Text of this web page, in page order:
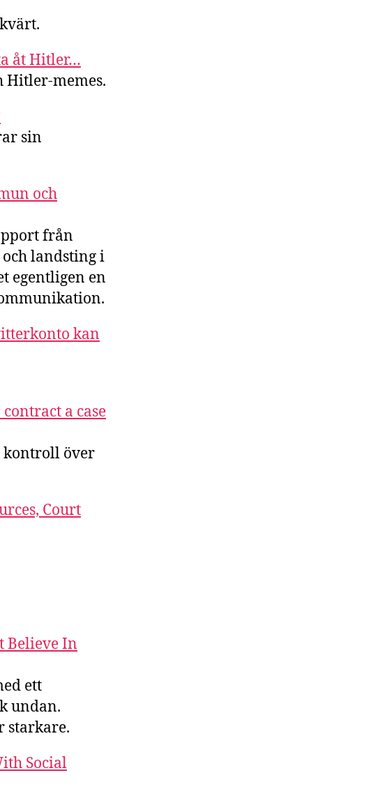
åt Hitler…
Hitler-memes.
sin
och
från
landsting i
egentligen en
kan
a case
kontroll över
Court
Believe In
ett
undan.
starkare.
Social